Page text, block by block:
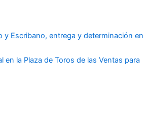
y Escribano, entrega y determinación en
en la Plaza de Toros de las Ventas para